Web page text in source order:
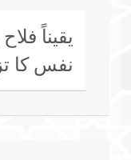
یقیناً
نفس کا